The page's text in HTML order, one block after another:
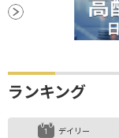
ランキング
デイリー